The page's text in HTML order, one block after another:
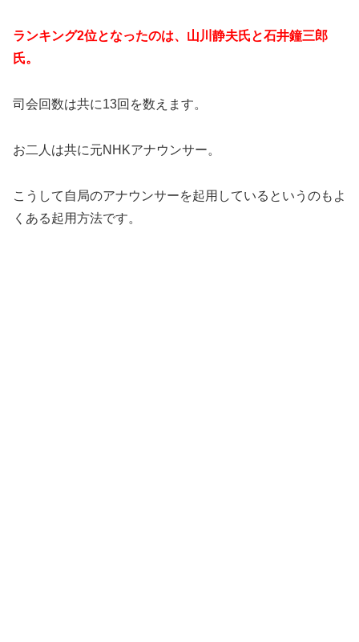
ランキング2位となったのは、山川静夫氏と石井鐘三郎
氏。
司会回数は共に13回を数えます。
お二人は共に元NHKアナウンサー。
こうして自局のアナウンサーを起用しているというのもよ
くある起用方法です。